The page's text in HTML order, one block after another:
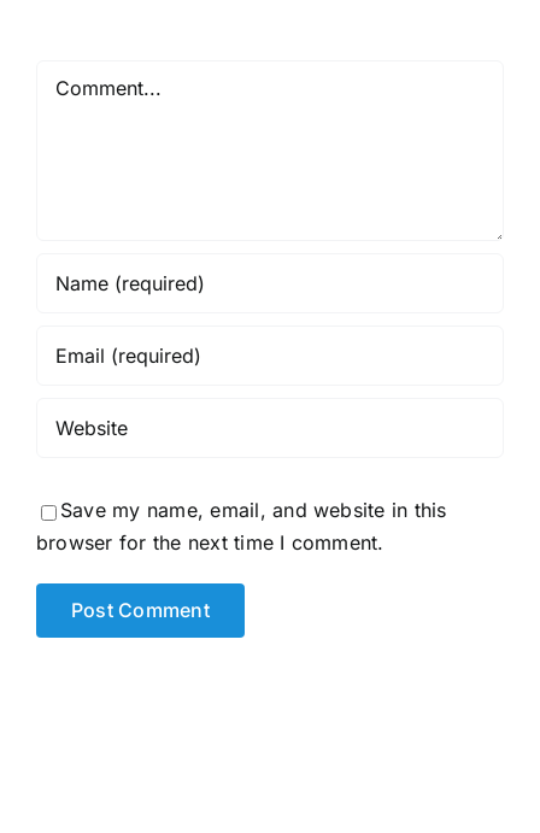
Comment
Save my name, email, and website in this
browser for the next time I comment.